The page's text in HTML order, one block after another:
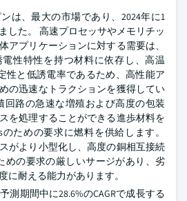
は、最大の市場であり、2024年に1
した。 高速プロセッサやメモリチッ
アプリケーションに対する需要は、
性特性を持つ材料に依存し、高温
性と低誘電率であるため、高性能ア
の迅速なトラクションを獲得してい
回路の急速な増殖および高度の包装
を処理することができる進歩材料を
ための要求に燃料を供給します。
がより小型化し、高度の銅相互接続
めの要求の厳しいサージがあり、劣
に耐える能力があります。
測期間中に28.6%のCAGRで成長する